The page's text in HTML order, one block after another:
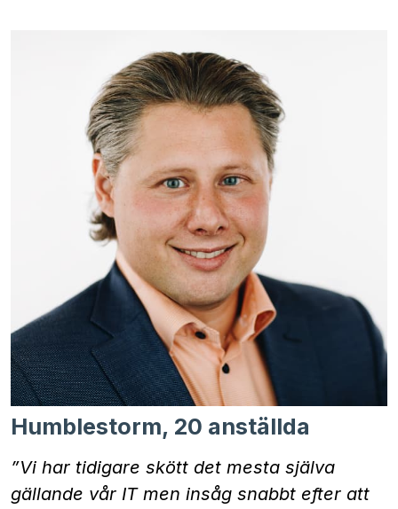
Humblestorm, 20 anställda
”Vi har tidigare skött det mesta själva
gällande vår IT men insåg snabbt efter att